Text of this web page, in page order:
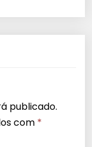
publicado.
com *